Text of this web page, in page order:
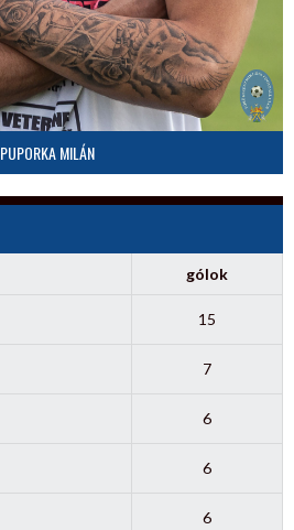
PUPORKA MILÁN
gólok
15
7
6
6
6